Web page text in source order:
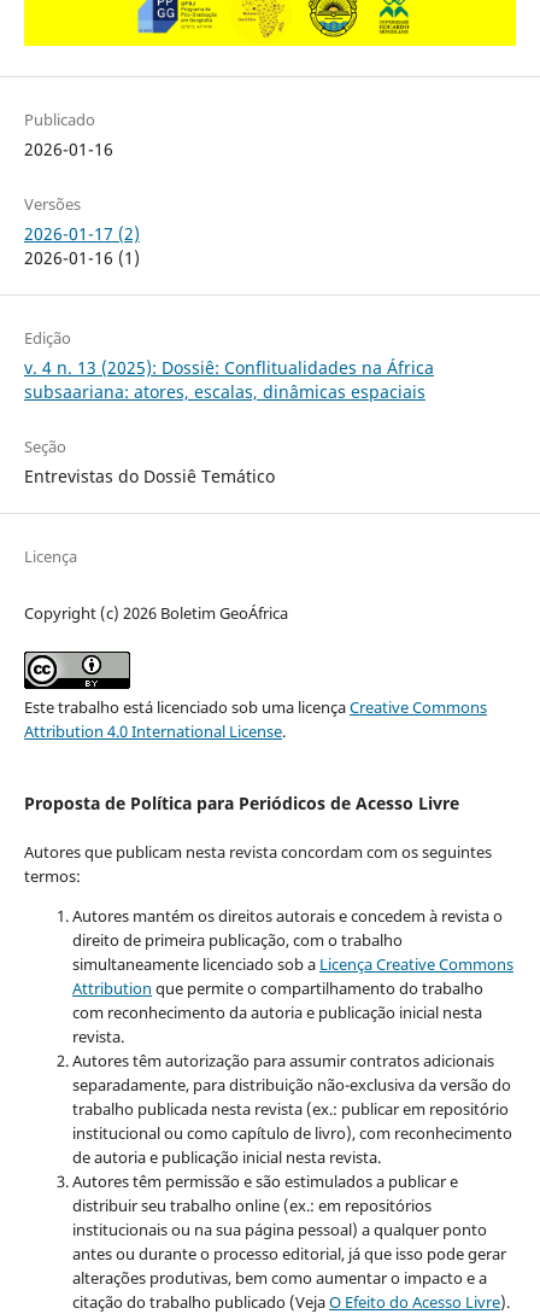
Publicado
2026-01-16
Versões
2026-01-17 (2)
2026-01-16 (1)
Edição
v. 4 n. 13 (2025): Dossiê: Conflitualidades na África
subsaariana: atores, escalas, dinâmicas espaciais
Seção
Entrevistas do Dossiê Temático
Licença
Copyright (c) 2026 Boletim GeoÁfrica
Este trabalho está licenciado sob uma licençaCreative Commons
Attribution 4.0 International License.
Proposta de Política para Periódicos de Acesso Livre
Autores que publicam nesta revista concordam com os seguintes
termos:
Autores mantém os direitos autorais e concedem à revista o
direito de primeira publicação, com o trabalho
simultaneamente licenciado sob a Licença Creative Commons
Attribution que permite o compartilhamento do trabalho
com reconhecimento da autoria e publicação inicial nesta
revista.
Autores têm autorização para assumir contratos adicionais
separadamente, para distribuição não-exclusiva da versão do
trabalho publicada nesta revista (ex.: publicar em repositório
institucional ou como capítulo de livro), com reconhecimento
de autoria e publicação inicial nesta revista.
Autores têm permissão e são estimulados a publicar e
distribuir seu trabalho online (ex.: em repositórios
institucionais ou na sua página pessoal) a qualquer ponto
antes ou durante o processo editorial, já que isso pode gerar
alterações produtivas, bem como aumentar o impacto e a
citação do trabalho publicado (VejaO Efeito do Acesso Livre).